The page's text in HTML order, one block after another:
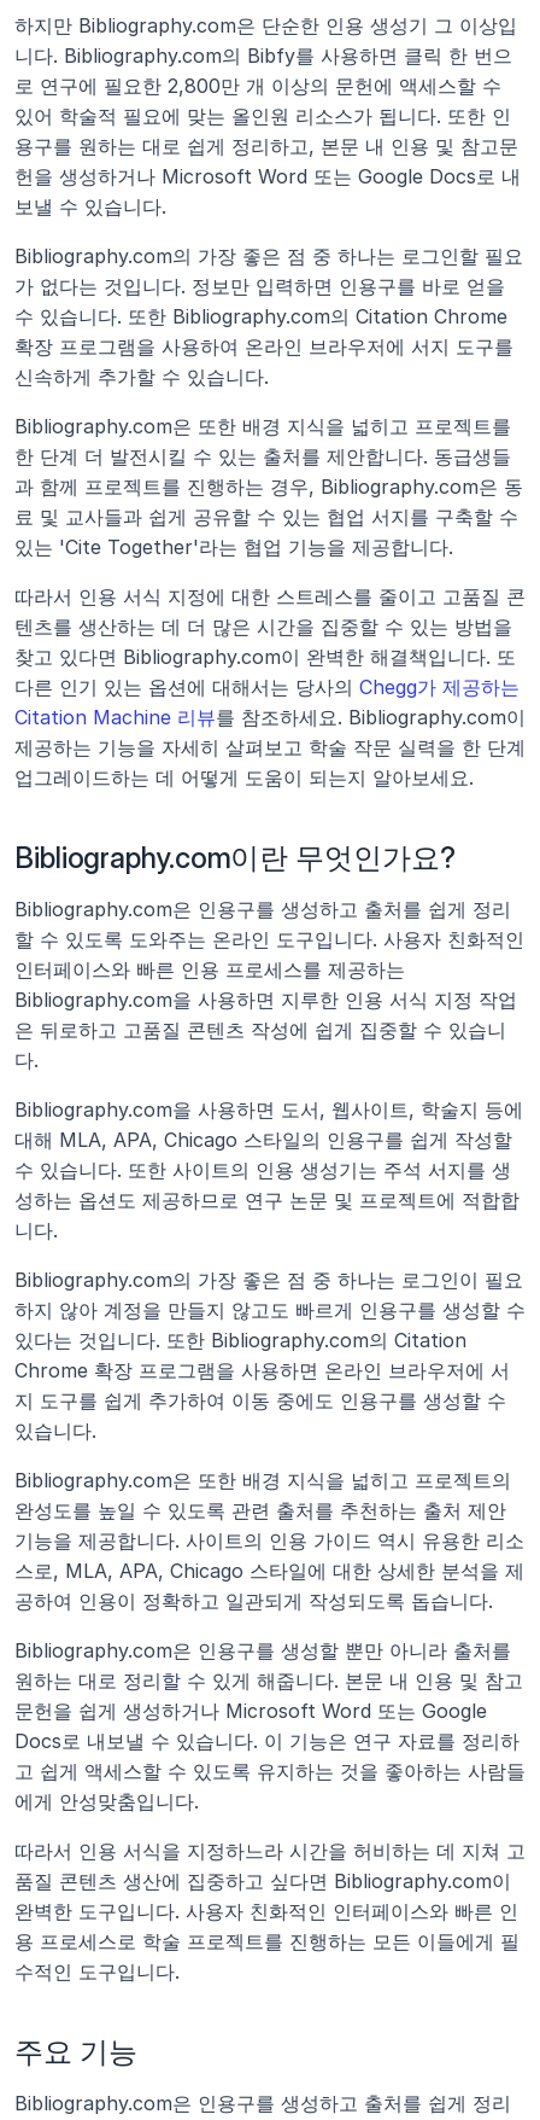
하지만 Bibliography.com은 단순한 인용 생성기 그 이상입
니다. Bibliography.com의 Bibfy를 사용하면 클릭 한 번으
로 연구에 필요한 2,800만 개 이상의 문헌에 액세스할 수
있어 학술적 필요에 맞는 올인원 리소스가 됩니다. 또한 인
용구를 원하는 대로 쉽게 정리하고, 본문 내 인용 및 참고문
헌을 생성하거나 Microsoft Word 또는 Google Docs로 내
보낼 수 있습니다.
Bibliography.com의 가장 좋은 점 중 하나는 로그인할 필요
가 없다는 것입니다. 정보만 입력하면 인용구를 바로 얻을
수 있습니다. 또한 Bibliography.com의 Citation Chrome
확장 프로그램을 사용하여 온라인 브라우저에 서지 도구를
신속하게 추가할 수 있습니다.
Bibliography.com은 또한 배경 지식을 넓히고 프로젝트를
한 단계 더 발전시킬 수 있는 출처를 제안합니다. 동급생들
과 함께 프로젝트를 진행하는 경우, Bibliography.com은 동
료 및 교사들과 쉽게 공유할 수 있는 협업 서지를 구축할 수
있는 'Cite Together'라는 협업 기능을 제공합니다.
따라서 인용 서식 지정에 대한 스트레스를 줄이고 고품질 콘
텐츠를 생산하는 데 더 많은 시간을 집중할 수 있는 방법을
찾고 있다면 Bibliography.com이 완벽한 해결책입니다. 또
다른 인기 있는 옵션에 대해서는 당사의 Chegg가 제공하는
Citation Machine 리뷰를 참조하세요. Bibliography.com이
제공하는 기능을 자세히 살펴보고 학술 작문 실력을 한 단계
업그레이드하는 데 어떻게 도움이 되는지 알아보세요.
Bibliography.com이란 무엇인가요?
Bibliography.com은 인용구를 생성하고 출처를 쉽게 정리
할 수 있도록 도와주는 온라인 도구입니다. 사용자 친화적인
인터페이스와 빠른 인용 프로세스를 제공하는
Bibliography.com을 사용하면 지루한 인용 서식 지정 작업
은 뒤로하고 고품질 콘텐츠 작성에 쉽게 집중할 수 있습니
다.
Bibliography.com을 사용하면 도서, 웹사이트, 학술지 등에
대해 MLA, APA, Chicago 스타일의 인용구를 쉽게 작성할
수 있습니다. 또한 사이트의 인용 생성기는 주석 서지를 생
성하는 옵션도 제공하므로 연구 논문 및 프로젝트에 적합합
니다.
Bibliography.com의 가장 좋은 점 중 하나는 로그인이 필요
하지 않아 계정을 만들지 않고도 빠르게 인용구를 생성할 수
있다는 것입니다. 또한 Bibliography.com의 Citation
Chrome 확장 프로그램을 사용하면 온라인 브라우저에 서
지 도구를 쉽게 추가하여 이동 중에도 인용구를 생성할 수
있습니다.
Bibliography.com은 또한 배경 지식을 넓히고 프로젝트의
완성도를 높일 수 있도록 관련 출처를 추천하는 출처 제안
기능을 제공합니다. 사이트의 인용 가이드 역시 유용한 리소
스로, MLA, APA, Chicago 스타일에 대한 상세한 분석을 제
공하여 인용이 정확하고 일관되게 작성되도록 돕습니다.
Bibliography.com은 인용구를 생성할 뿐만 아니라 출처를
원하는 대로 정리할 수 있게 해줍니다. 본문 내 인용 및 참고
문헌을 쉽게 생성하거나 Microsoft Word 또는 Google
Docs로 내보낼 수 있습니다. 이 기능은 연구 자료를 정리하
고 쉽게 액세스할 수 있도록 유지하는 것을 좋아하는 사람들
에게 안성맞춤입니다.
따라서 인용 서식을 지정하느라 시간을 허비하는 데 지쳐 고
품질 콘텐츠 생산에 집중하고 싶다면 Bibliography.com이
완벽한 도구입니다. 사용자 친화적인 인터페이스와 빠른 인
용 프로세스로 학술 프로젝트를 진행하는 모든 이들에게 필
수적인 도구입니다.
주요 기능
Bibliography.com은 인용구를 생성하고 출처를 쉽게 정리